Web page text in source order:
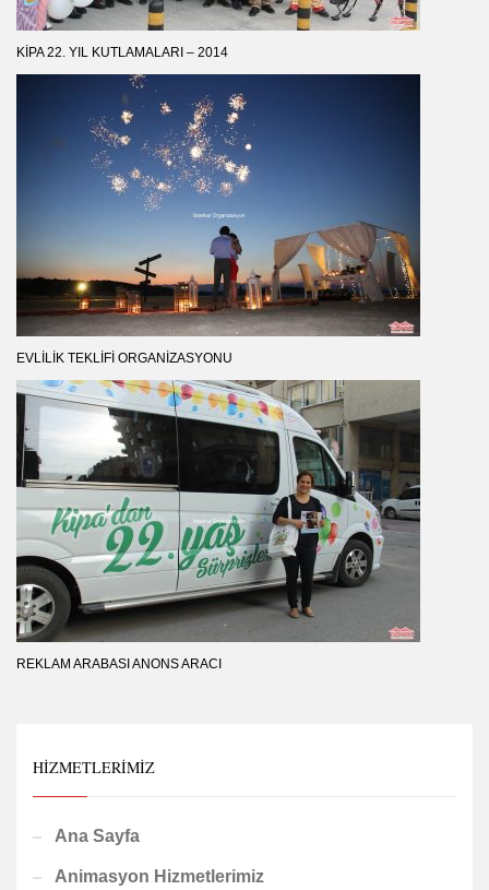
KIPA 22. YIL KUTLAMALARI – 2014
EVLILIK TEKLIFI ORGANIZASYONU
REKLAM ARABASI ANONS ARACI
HIZMETLERIMIZ
Ana Sayfa
Animasyon Hizmetlerimiz